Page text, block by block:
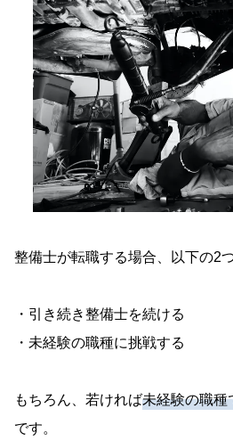
整備士が転職する場合、以下の2
・引き続き整備士を続ける
・未経験の職種に挑戦する
もちろん、若ければ未経験の職種
です。